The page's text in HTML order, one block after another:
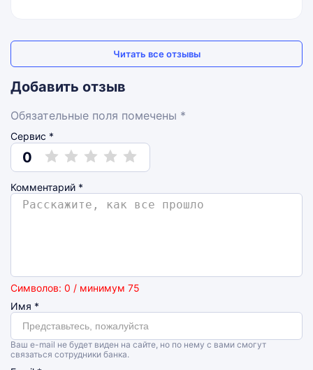
Читать все отзывы
Добавить отзыв
Обязательные поля помечены *
Сервис *
0
Комментарий *
Символов: 0 / минимум 75
Имя *
Ваш e-mail не будет виден на сайте, но по нему с вами смогут
связаться сотрудники банка.